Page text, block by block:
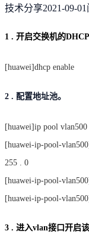
技术分享2021-09-01
1 . 开启交换机的DHCP
[huawei]dhcp enable
2 . 配置地址池。
[huawei]ip pool vlan500
[huawei-ip-pool-
255 . 0
[huawei-ip-pool-
[huawei-ip-pool-
3 . 进入vlan接口开启